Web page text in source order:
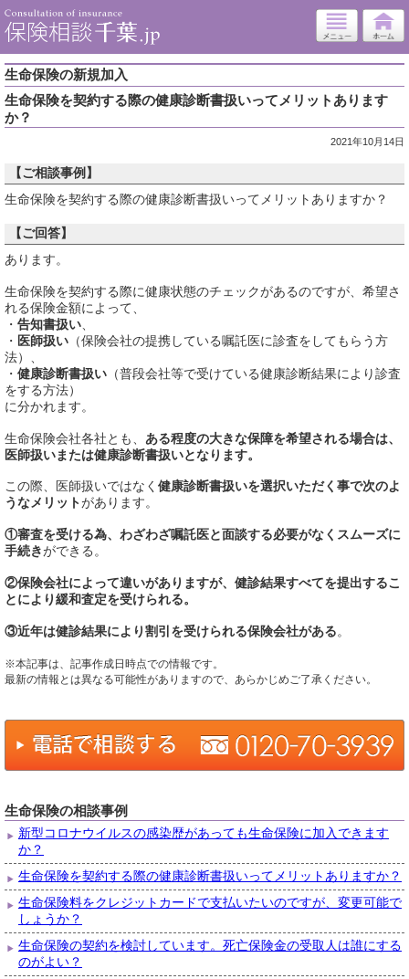
生命保険の新規加入
生命保険を契約する際の健康診断書扱いってメリットあります
か？
2021年10月14日
【ご相談事例】
生命保険を契約する際の健康診断書扱いってメリットありますか？
【ご回答】
あります。
生命保険を契約する際に健康状態のチェックがあるのですが、希望さ
れる保険金額によって、
・ 告知書扱い
・ 医師扱い （保険会社の提携している嘱託医に診査をしてもらう方
法）、
・ 健康診断書扱い （普段会社等で受けている健康診断結果により診査
をする方法）
に分かれます。
生命保険会社各社とも、 ある程度の大きな保障を希望される場合は、
医師扱いまたは健康診断書扱いとなります。
この際、医師扱いではなく 健康診断書扱いを選択いただく事で次のよ
うなメリットがあります。
①審査を受ける為、わざわざ嘱託医と面談する必要がなくスムーズに
手続きができる。
②保険会社によって違いがありますが、健診結果すべてを提出するこ
とにより緩和査定を受けられる。
③近年は健診結果により割引を受けられる保険会社がある。
※本記事は、記事作成日時点での情報です。
最新の情報とは異なる可能性がありますので、あらかじめご了承ください。
生命保険の相談事例
新型コロナウイルスの感染歴があっても生命保険に加入できます
か？
生命保険を契約する際の健康診断書扱いってメリットありますか？
生命保険料をクレジットカードで支払いたいのですが、変更可能で
しょうか？
生命保険の契約を検討しています。死亡保険金の受取人は誰にする
のがよい？